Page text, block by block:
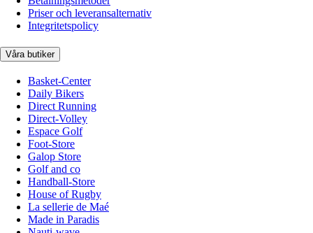
Priser och leveransalternativ
Integritetspolicy
Våra butiker
Basket-Center
Daily Bikers
Direct Running
Direct-Volley
Espace Golf
Foot-Store
Galop Store
Golf and co
Handball-Store
House of Rugby
La sellerie de Maé
Made in Paradis